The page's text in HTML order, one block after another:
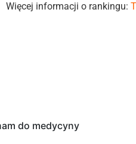
Więcej informacji o rankingu:
do medycyny